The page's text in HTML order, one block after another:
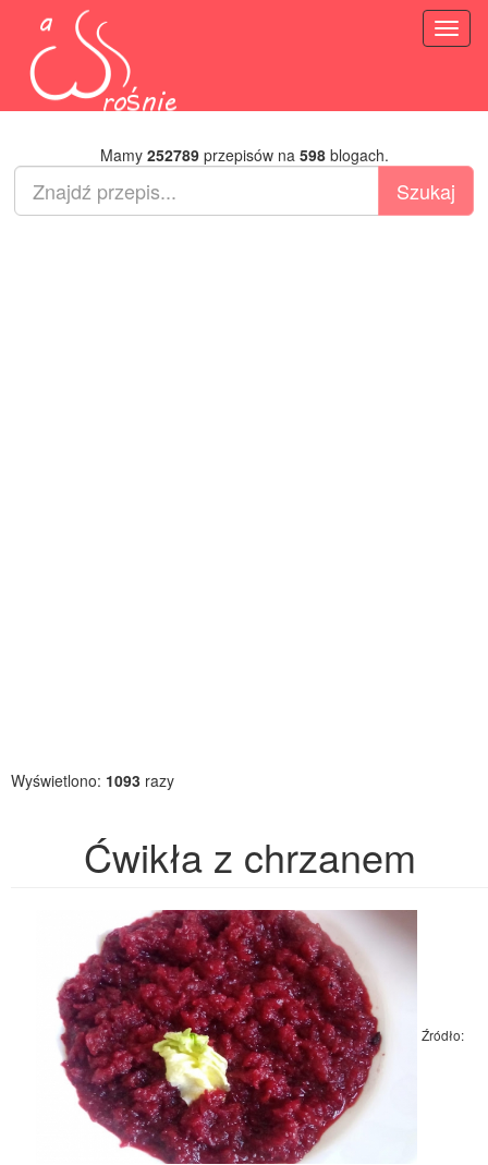
Mamy 252789przepisów na 598blogach.
Wyświetlono: 1093 razy
Ćwikła z chrzanem
Źródło: